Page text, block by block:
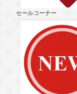
セールコーナー